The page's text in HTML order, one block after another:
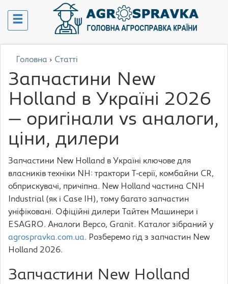
Головна › Статті
Запчастини New
Holland в Україні 2026
— оригінали vs аналоги,
ціни, дилери
Запчастини New Holland в Україні ключове для
власників техніки NH: трактори T-серії, комбайни CR,
обприскувачі, причіпна. New Holland частина CNH
Industrial (як і Case IH), тому багато запчастин
уніфіковані. Офіційні дилери Тайтен Машинери і
ESAGRO. Аналоги Bepco, Granit. Каталог зібраний у
agrospravka.com.ua. Розберемо гід з запчастин New
Holland 2026.
Запчастини New Holland